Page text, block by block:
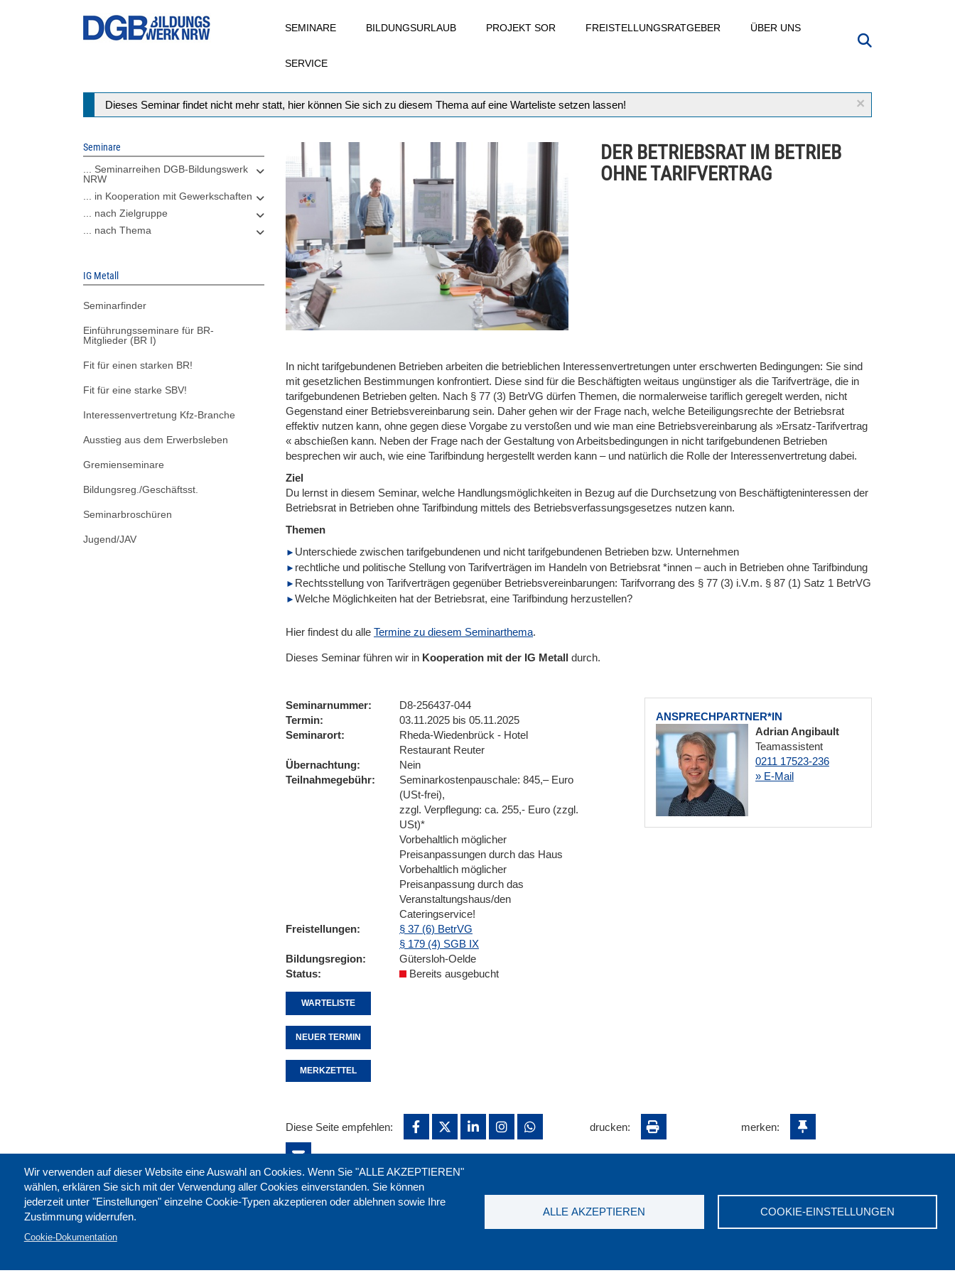
SEMINARE BILDUNGSURLAUB PROJEKT SOR FREISTELLUNGSRATGEBER ÜBER UNS
SERVICE
×
Statusmeldung
Dieses Seminar findet nicht mehr statt, hier können Sie sich zu diesem Thema auf eine Warteliste setzen lassen!
Seminare
... Seminarreihen DGB-Bildungswerk
NRW
... in Kooperation mit Gewerkschaften
... nach Zielgruppe
... nach Thema
IG Metall
Seminarfinder
Einführungsseminare für BR-
Mitglieder (BR I)
Fit für einen starken BR!
Fit für eine starke SBV!
Interessenvertretung Kfz-Branche
Ausstieg aus dem Erwerbsleben
Gremienseminare
Bildungsreg./Geschäftsst.
Seminarbroschüren
Jugend/JAV
DER BETRIEBSRAT IM BETRIEB
OHNE TARIFVERTRAG
In nicht tarifgebundenen Betrieben arbeiten die betrieblichen Interessenvertretungen unter erschwerten Bedingungen: Sie sind
mit gesetzlichen Bestimmungen konfrontiert. Diese sind für die Beschäftigten weitaus ungünstiger als die Tarifverträge, die in
tarifgebundenen Betrieben gelten. Nach § 77 (3) BetrVG dürfen Themen, die normalerweise tariflich geregelt werden, nicht
Gegenstand einer Betriebsvereinbarung sein. Daher gehen wir der Frage nach, welche Beteiligungsrechte der Betriebsrat
effektiv nutzen kann, ohne gegen diese Vorgabe zu verstoßen und wie man eine Betriebsvereinbarung als »Ersatz-Tarifvertrag
« abschießen kann. Neben der Frage nach der Gestaltung von Arbeitsbedingungen in nicht tarifgebundenen Betrieben
besprechen wir auch, wie eine Tarifbindung hergestellt werden kann – und natürlich die Rolle der Interessenvertretung dabei.
Ziel
Du lernst in diesem Seminar, welche Handlungsmöglichkeiten in Bezug auf die Durchsetzung von Beschäftigteninteressen der
Betriebsrat in Betrieben ohne Tarifbindung mittels des Betriebsverfassungsgesetzes nutzen kann.
Themen
Unterschiede zwischen tarifgebundenen und nicht tarifgebundenen Betrieben bzw. Unternehmen
rechtliche und politische Stellung von Tarifverträgen im Handeln von Betriebsrat *innen – auch in Betrieben ohne Tarifbindung
Rechtsstellung von Tarifverträgen gegenüber Betriebsvereinbarungen: Tarifvorrang des § 77 (3) i.V.m. § 87 (1) Satz 1 BetrVG
Welche Möglichkeiten hat der Betriebsrat, eine Tarifbindung herzustellen?
Hier findest du alle Termine zu diesem Seminarthema.
Dieses Seminar führen wir in Kooperation mit der IG Metall durch.
ANSPRECHPARTNER*IN
Adrian Angibault
Teamassistent
0211 17523-236
» E-Mail
Seminarnummer
D8-256437-044
Termin
03.11.2025 bis 05.11.2025
Seminarort
Rheda-Wiedenbrück - Hotel
Restaurant Reuter
Übernachtung
Nein
Teilnahmegebühr
Seminarkostenpauschale: 845,– Euro
(USt-frei),
zzgl. Verpflegung: ca. 255,- Euro (zzgl.
USt)*
Vorbehaltlich möglicher
Preisanpassungen durch das Haus
Vorbehaltlich möglicher
Preisanpassung durch das
Veranstaltungshaus/den
Cateringservice!
Freistellungen
§ 37 (6) BetrVG
§ 179 (4) SGB IX
Bildungsregion
Gütersloh-Oelde
Status
Bereits ausgebucht
WARTELISTE
NEUER TERMIN
MERKZETTEL
Wir verwenden auf dieser Website eine Auswahl an Cookies. Wenn Sie "ALLE AKZEPTIEREN"
wählen, erklären Sie sich mit der Verwendung aller Cookies einverstanden. Sie können
jederzeit unter "Einstellungen" einzelne Cookie-Typen akzeptieren oder ablehnen sowie Ihre
Zustimmung widerrufen.
Cookie-Dokumentation
COOKIE-EINSTELLUNGEN
ALLE AKZEPTIEREN
Diese Seite empfehlen: drucken: merken: